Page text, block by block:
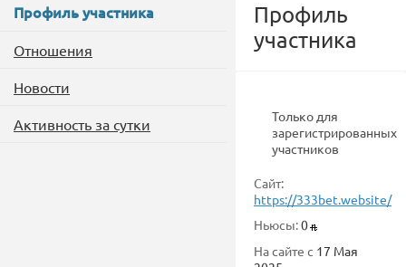
Профиль участника
Отношения
Новости
Активность за сутки
Профиль
участника
Только для
зарегистрированных
участников
Сайт:
https://333bet.website/
Ньюсы:0
На сайте с 17 Мая